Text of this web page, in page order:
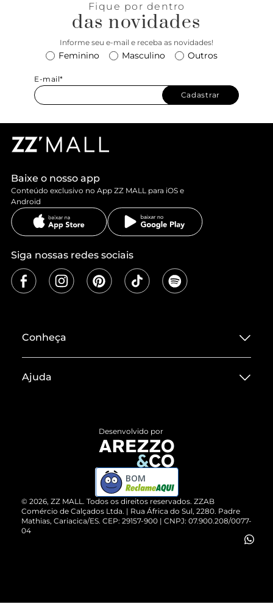
Fique por dentro
das novidades
Informe seu e-mail e receba as novidades!
Feminino Masculino Outros
E-mail*
Cadastrar
Baixe o nosso app
Conteúdo exclusivo no App ZZ MALL para iOS e
Android
Siga nossas redes sociais
Conheça
Termos de Uso
ZZ MALL é confiável
Cartão Presente
Vendas Corporativas
Ajuda
Devolução do Produto
Compre pelo WhatsApp
© 2026, ZZ MALL. Todos os direitos reservados. ZZAB
Comércio de Calçados Ltda. | Rua África do Sul, 2280. Padre
Mathias, Cariacica/ES. CEP: 29157-900 | CNPJ: 07.900.208/0077-
04
Desenvolvido por
BOM